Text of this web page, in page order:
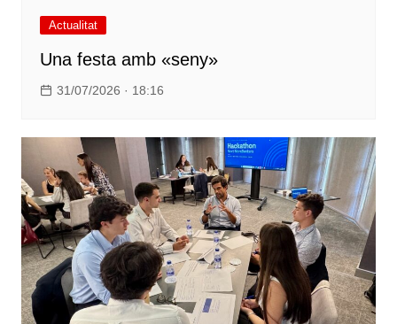
Actualitat
Una festa amb «seny»
31/07/2026 · 18:16